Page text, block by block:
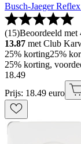
Busch-Jaeger
(15)Beoordeeld met
13.87 met Club
25% korting25%
25% korting,
18.49
Prijs: 18.49 euro